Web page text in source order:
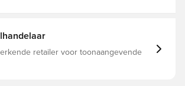
retailer voor toonaangevende